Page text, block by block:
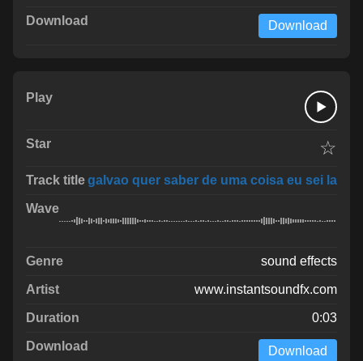
Download
☆
galvao quer saber de uma coisa eu sei la
sound effects
www.instantsoundfx.com
0:03
Download